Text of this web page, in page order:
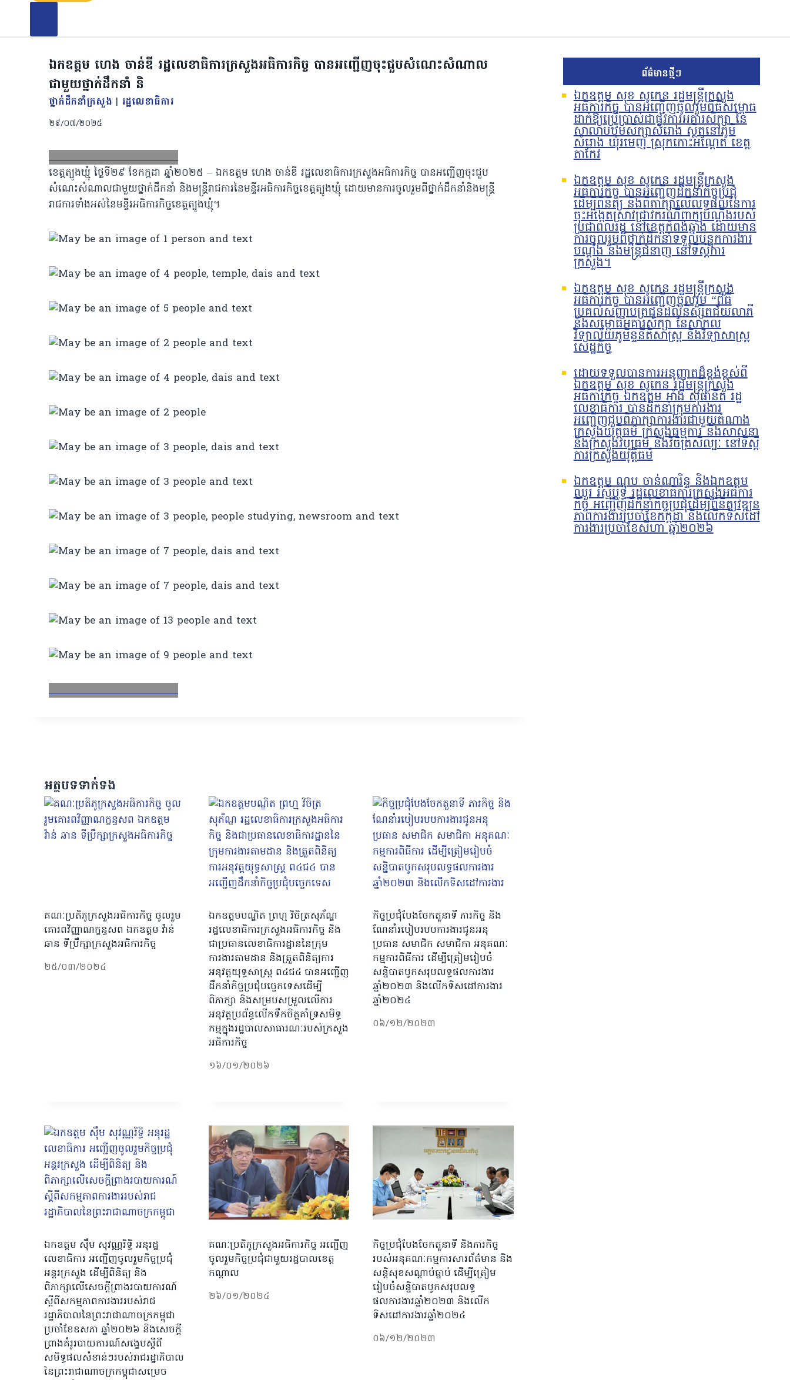
ឯកឧត្តម ហេង ចាន់ឌី រដ្ឋលេខាធិការក្រសួងអធិការកិច្ច បានអញ្ជើញចុះជួបសំណេះសំណាល
ជាមួយថ្នាក់ដឹកនាំ និ
ថ្នាក់ដឹកនាំក្រសួង | រដ្ឋលេខាធិការ
២៩/០៧/២០២៥
FacebookXEmailLinkedIn
ខេត្តត្បូងឃ្មុំ​ ថ្ងៃទី២៩ ខែកក្កដា ឆ្នាំ២០២៥ – ឯកឧត្តម ហេង ចាន់ឌី រដ្ឋលេខាធិការក្រសួងអធិការកិច្ច បានអញ្ជើញចុះជួប
សំណេះសំណាលជាមួយថ្នាក់ដឹកនាំ និងមន្រ្តីរាជការនៃមន្ទីរអធិការកិច្ចខេត្តត្បូងឃ្មុំ​ ដោយមានការចូលរួមពីថ្នាក់ដឹកនាំនិងមន្រ្តី
រាជការទាំងអស់នៃមន្ទីរអធិការកិច្ចខេត្តត្បូងឃ្មុំ។
FacebookXEmailLinkedIn
អត្ថបទទាក់ទង
គណៈប្រតិភូក្រសួងអធិការកិច្ច​ ចូលរួម
គោរពវិញ្ញាណក្ខន្ធសព​ ឯកឧត្តម​ វ៉ាន់​
ឆាន​ ទីប្រឹក្សា​ក្រសួង​អធិការកិច្ច​
២៥/០៣/២០២៤
ឯកឧត្តមបណ្ឌិត ព្រហ្ម វិចិត្រសុភ័ណ្ឌ
រដ្ឋលេខាធិការក្រសួងអធិការកិច្ច និង
ជាប្រធានលេខាធិការដ្ឋាននៃក្រុម
ការងារតាមដាន និងត្រួតពិនិត្យការ
អនុវត្តយុទ្ធសាស្រ្ត ព៤ជ៤ បានអញ្ជើញ
ដឹកនាំកិច្ចប្រជុំបច្ចេកទេសដើម្បី
ពិភាក្សា និងសម្របសម្រួលលើការ
អនុវត្តប្រព័ន្ធលើកទឹកចិត្តគាំទ្រសមិទ្ធ
កម្មក្នុងរដ្ឋបាលសាធារណៈរបស់ក្រសួង
អធិការកិច្ច
១៦/០១/២០២៦
កិច្ចប្រជុំបែងចែកតួនាទី ភារកិច្ច និង
ណែនាំរបៀបរបបការងារជូនអនុ
ប្រធាន សមាជិក សមាជិកា អនុគណៈ
កម្មការពិធីការ ដើម្បីត្រៀមរៀបចំ
សន្និបាតបូកសរុបលទ្ធផលការងារ
ឆ្នាំ២០២៣ និងលើកទិសដៅការងារ
ឆ្នាំ២០២៤
០៦/១២/២០២៣
ឯកឧត្តម ស៊ឹម សុវណ្ណរិទ្ធិ អនុរដ្ឋ
លេខាធិការ អញ្ជើញចូលរួមកិច្ចប្រជុំ
អន្តរក្រសួង ដើម្បីពិនិត្យ និង
ពិភាក្សាលើសេចក្ដីព្រាងរបាយការណ៍
ស្ដីពីសកម្មភាពការងាររបស់រាជ
រដ្ឋាភិបាលនៃព្រះរាជាណាចក្រកម្ពុជា
ប្រចាំខែឧសភា ឆ្នាំ២០២៦ និងសេចក្ដី
ព្រាងគំរូរបាយការណ៍សង្ខេបស្ដីពី
សមិទ្ធផលសំខាន់ៗរបស់រាជរដ្ឋាភិបាល
នៃព្រះរាជាណាចក្រកម្ពុជាសម្រេច
គណៈប្រតិភូក្រសួងអធិការកិច្ច អញ្ជើញ
ចូលរួមកិច្ចប្រជុំជាមួយរដ្ឋបាលខេត្ត
កណ្តាល
២៦/០១/២០២៤
កិច្ចប្រជុំបែងចែកតួនាទី និងភារកិច្ច
របស់អនុគណៈកម្មការសារព័ត៌មាន និង
សន្តិសុខសណ្តាប់ធ្នាប់ ដើម្បីត្រៀម
រៀបចំសន្និបាតបូកសរុបលទ្ធ
ផលការងារឆ្នាំ២០២៣ និងលើក
ទិសដៅការងារឆ្នាំ២០២៤
០៦/១២/២០២៣
ព័ត៌មានថ្មីៗ
ឯកឧត្តម សុខ សូកេន រដ្ឋមន្រ្តីក្រសួង
អធិការកិច្ច បានអញ្ជើញចូលរួមពិធីសម្ពោធ
ដាក់ឱ្យប្រើប្រាស់ជាផ្លូវការអគារសិក្សា នៃ
សាលាបឋមសិក្សាសំរោង ស្ថិតនៅភូមិ
សំរោង ឃុំរមេញ ស្រុកកោះអណ្ដែត ខេត្ត
តាកែវ
ឯកឧត្តម សុខ សូកេន រដ្ឋមន្រ្តីក្រសួង
អធិការកិច្ច បានអញ្ជើញដឹកនាំកិច្ចប្រជុំ
ដើម្បីពិនិត្យ និងពិភាក្សាលើលទ្ធផលនៃការ
ចុះអង្កេតស្រាវជ្រាវករណីពាក្យបណ្ដឹងរបស់
ប្រជាពលរដ្ឋ នៅខេត្តកំពង់ឆ្នាំង ដោយមាន
ការចូលរួមពីថ្នាក់ដឹកនាំទទួលបន្ទុកការងារ
បណ្ដឹង និងមន្រ្តីជំនាញ នៅទីស្ដីការ
ក្រសួង។
ឯកឧត្តម សុខ សូកេន រដ្ឋមន្រ្តីក្រសួង
អធិការកិច្ច បានអញ្ជើញចូលរួម “ពិធី
ប្រគល់សញ្ញាបត្រជូនដល់និស្សិតជ័យលាភី
និងសម្ពោធអគារសិក្សា នៃសាកល
វិទ្យាល័យភូមិន្ទនីតិសាស្ត្រ និងវិទ្យាសាស្ត្រ
សេដ្ឋកិច្ច
ដោយទទួលបានការអនុញ្ញាតដ៏ខ្ពង់ខ្ពស់ពី
ឯកឧត្តម សុខ សូកេន រដ្ឋមន្ត្រីក្រសួង
អធិការកិច្ច ឯកឧត្តម អាំង សុផានិត រដ្ឋ
លេខាធិការ បានដឹកនាំក្រុមការងារ
អញ្ជើញជួបពិភាក្សាការងារជាមួយតំណាង
ក្រសួងយុត្តិធម៌ ក្រសួងធម្មការ និងសាសនា
និងក្រសួងវប្បធម៌ និងវិចិត្រសិល្បៈ នៅទីស្តី
ការក្រសួងយុត្តិធម៌
ឯកឧត្តម ណុប ចាន់ណារិន្ទ និងឯកឧត្តម
ឈួរ រស្មីឬទ្ធិ រដ្ឋលេខាធិការក្រសួងអធិការ
កិច្ច អញ្ជើញដឹកនាំកិច្ចប្រជុំដើម្បីពិនិត្យវឌ្ឍន
ភាពការងារប្រចាំខែកក្កដា និងលើកទិសដៅ
ការងារប្រចាំខែសីហា ឆ្នាំ២០២៦